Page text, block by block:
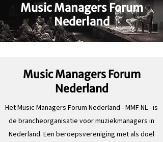
Music Managers Forum
Nederland
Music Managers Forum
Nederland
Het Music Managers Forum Nederland - MMF NL - is
de brancheorganisatie voor muziekmanagers in
Nederland. Een beroepsvereniging met als doel